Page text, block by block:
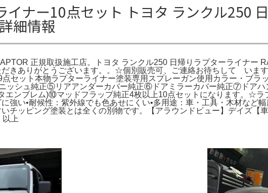
ナー10点セット トヨタ ランクル250
細情報
正規取扱施工店。トヨタ ランクル250 日帰りラプターライナー
きありがとうございます。。☆個別販売可、ご連絡お待ちして いま
セット本物ラプターライナー塗装専用スプレーガン使用カラー・ブ
シュ純正⑤リアアンダーカバー純正⑥ドアミラーカバー純正⑦ドアハ
ンブレム)⑩マッドフラップ純正4枚以上10点セットになります。☆ラ
強い•耐候性：紫外線でも色あせにくい•多用途：車・工具・木材など
チッピング塗装とは全くの別物です。【アラウンドビュー】デイズ
上